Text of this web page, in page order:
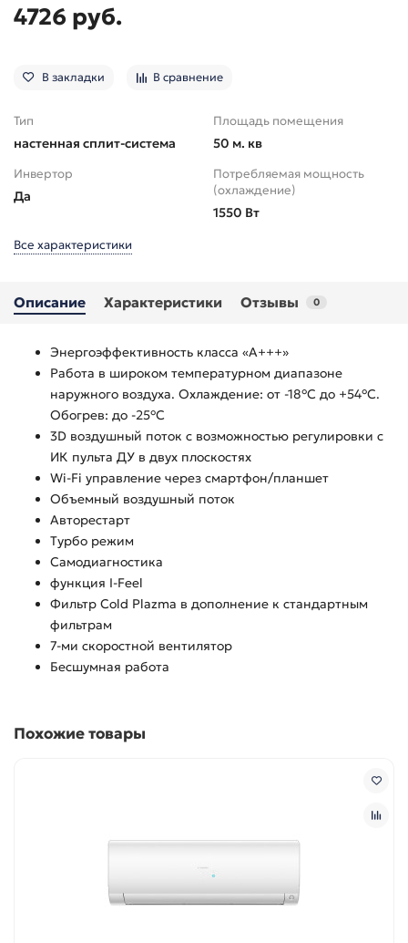
4726 руб.
В закладки В сравнение
Тип
настенная сплит-система
Площадь помещения
50 м. кв
Инвертор
Да
Потребляемая мощность
(охлаждение)
1550 Вт
Все характеристики
Описание Характеристики Отзывы 0
Энергоэффективность класса «А+++»
Работа в широком температурном диапазоне
наружного воздуха. Охлаждение: от -18°С до +54°С.
Обогрев: до -25°С
3D воздушный поток с возможностью регулировки с
ИК пульта ДУ в двух плоскостях
Wi-Fi управление через смартфон/планшет
Объемный воздушный поток
Авторестарт
Турбо режим
Самодиагностика
функция I-Feel
Фильтр Cold Plazma в дополнение к стандартным
фильтрам
7-ми скоростной вентилятор
Бесшумная работа
Похожие товары